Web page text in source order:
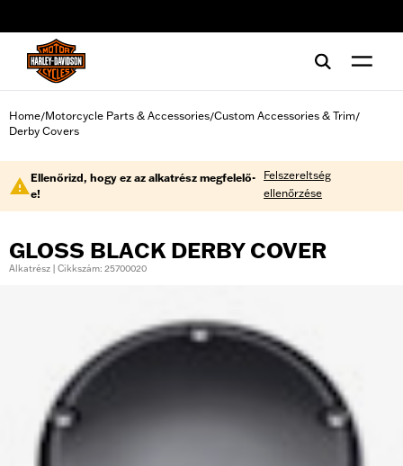
Home/Motorcycle Parts & Accessories/Custom Accessories & Trim/
Derby Covers
Ellenőrizd, hogy ez az alkatrész megfelelő-
e!
Felszereltség
ellenőrzése
GLOSS BLACK DERBY COVER
Alkatrész | Cikkszám: 25700020